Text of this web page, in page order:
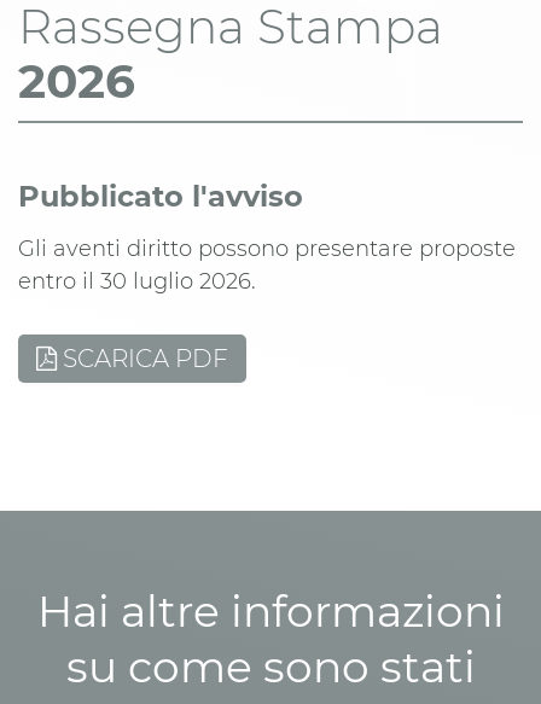
Rassegna Stampa
2026
Pubblicato l'avviso
Gli aventi diritto possono presentare proposte
entro il 30 luglio 2026.
SCARICA PDF
Hai altre informazioni
su come sono stati